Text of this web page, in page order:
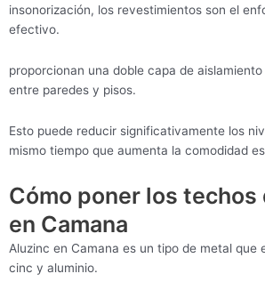
insonorización, los revestimientos son el
efectivo.
proporcionan una doble capa de
entre paredes y pisos.
Esto puede reducir significativamente los
mismo tiempo que aumenta la comodidad
Cómo poner los techos
en Camana
Aluzinc en Camana es un tipo de metal que
cinc y aluminio.